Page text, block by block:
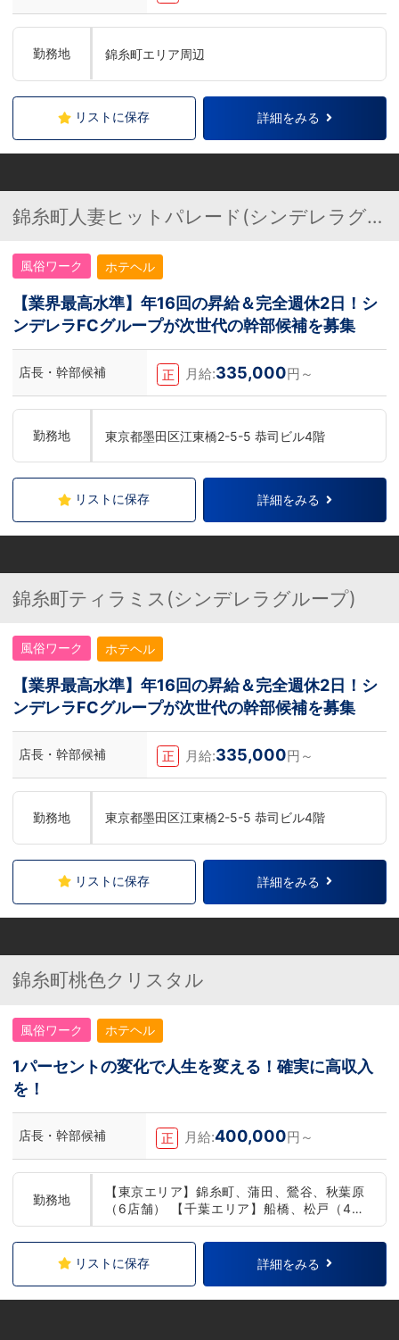
勤務地 錦糸町エリア周辺
リストに保存 詳細をみる
錦糸町人妻ヒットパレード(シンデレラグル
風俗ワーク ホテヘル
【業界最高水準】年16回の昇給＆完全週休2日！シ
ンデレラFCグループが次世代の幹部候補を募集
店長・幹部候補 正 月給:335,000円～
勤務地 東京都墨田区江東橋2-5-5 恭司ビル4階
リストに保存 詳細をみる
錦糸町ティラミス(シンデレラグループ)
風俗ワーク ホテヘル
【業界最高水準】年16回の昇給＆完全週休2日！シ
ンデレラFCグループが次世代の幹部候補を募集
店長・幹部候補 正 月給:335,000円～
勤務地 東京都墨田区江東橋2-5-5 恭司ビル4階
リストに保存 詳細をみる
錦糸町桃色クリスタル
風俗ワーク ホテヘル
1パーセントの変化で人生を変える！確実に高収入
を！
店長・幹部候補 正 月給:400,000円～
勤務地
【東京エリア】錦糸町、蒲田、鶯谷、秋葉原
（6店舗） 【千葉エリア】船橋、松戸（4店
舗） 各駅 徒歩3～5分
リストに保存 詳細をみる